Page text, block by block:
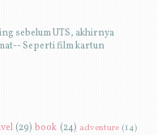
sebelum UTS, akhirnya
Seperti film kartun
(29) book (24) adventure (14)